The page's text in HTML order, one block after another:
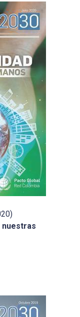
nuestras